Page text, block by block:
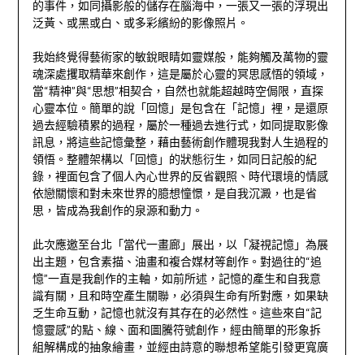
的事件，如同攝影般的儲存在腦海中，一張又一張的浮現出
泛黃、或黑或白、或多彩繽紛的影像照片。
我始終覺得藝術家的敏銳眼睛如靈媒般，能夠觸及萬物的靈
魂深處攫取精華來創作，這是屬於心靈的冥思感悟的領域，
當“精神”與“思想”相契合，自然也就能超越時空侷限，直探
心靈本位。簡單的說「回憶」是包含在「記憶」裡，是還原
過去經驗積累的過程，屬於一種過去進行式，如同提取影像
訊息，將這些記憶彙整，藉由藝術創作體現我對人生過程的
領悟。整體架構以「回憶」的狀態衍生，如同日記般的紀
錄，裡面包含了個人內心世界的反省觀照、時代環境的情感
依戀關懷和對未來世界的臆想憧憬，是自我沉澱，也是省
思，皆成為我創作的泉源和動力。
此次應邀至台北「當代一畫廊」展出，以「凝視記憶」為展
出主題，包含素描、油畫和複合媒材等創作。對過往的“追
憶”一直是我創作的主軸，如前所述，記憶的產生和自我意
識有關，且和時空產生關聯，必須與生命有所對應，如果缺
乏生命互動，記憶也就沒有其存在的必然性。這些來自“記
憶靈感”的點、線、面和圖騰符號創作，經由簡單的形象拆
組解構成的抽象繪畫，並經由詩意的聯想希望能引發更寬廣